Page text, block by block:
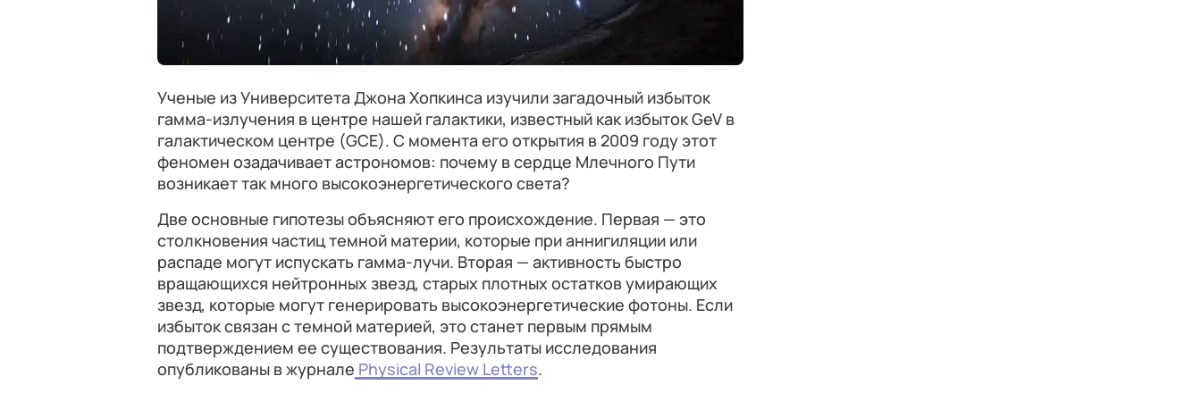
Ученые из Университета Джона Хопкинса изучили загадочный избыток
гамма-излучения в центре нашей галактики, известный как избыток GeV в
галактическом центре (GCE). С момента его открытия в 2009 году этот
феномен озадачивает астрономов: почему в сердце Млечного Пути
возникает так много высокоэнергетического света?
Две основные гипотезы объясняют его происхождение. Первая — это
столкновения частиц темной материи, которые при аннигиляции или
распаде могут испускать гамма-лучи. Вторая — активность быстро
вращающихся нейтронных звезд, старых плотных остатков умирающих
звезд, которые могут генерировать высокоэнергетические фотоны. Если
избыток связан с темной материей, это станет первым прямым
подтверждением ее существования. Результаты исследования
опубликованы в журнале Physical Review Letters.